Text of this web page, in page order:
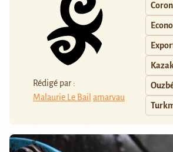
Rédigé par :
Malaurie Le Bail amarvau